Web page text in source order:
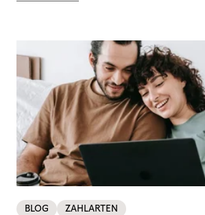
BLOG ZAHLARTEN